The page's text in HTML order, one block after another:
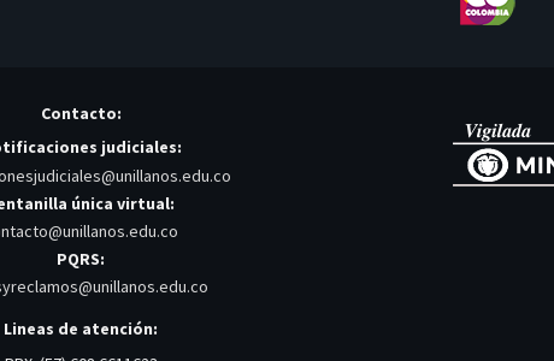
Contacto:
judiciales:
única virtual:
PQRS:
Lineas de atención: